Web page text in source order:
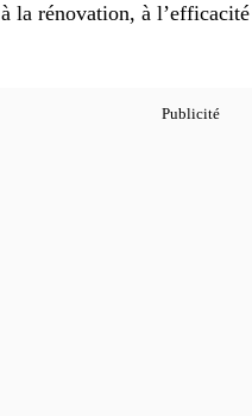
la rénovation, à